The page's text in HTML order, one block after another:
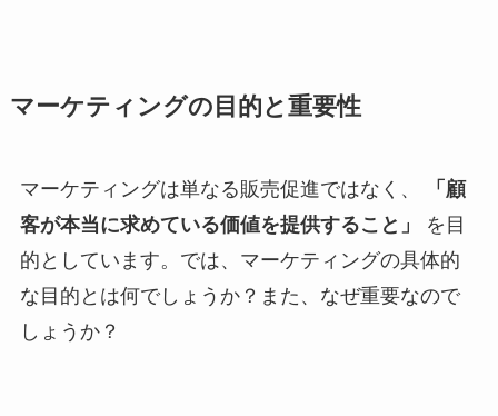
マーケティングの目的と重要性
マーケティングは単なる販売促進ではなく、
「顧
客が本当に求めている価値を提供すること」
を目
的としています。では、マーケティングの具体的
な目的とは何でしょうか？また、なぜ重要なので
しょうか？